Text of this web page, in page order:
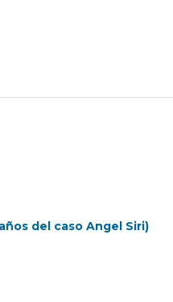
del caso Angel Siri)